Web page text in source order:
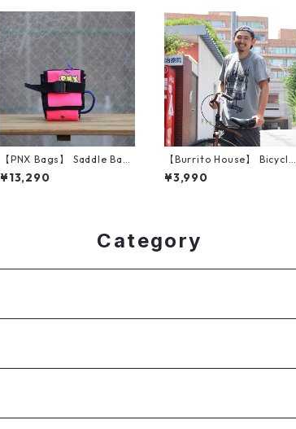
【PNX Bags】 Saddle Bag
（Pink Classic）
¥13,290
【Burrito House】 Bicycle
vvizard T-Shirt (サイズM)
¥3,990
Category